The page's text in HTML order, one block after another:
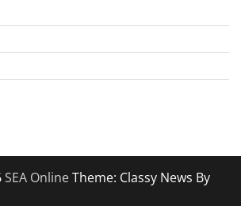
SEA OnlineTheme: Classy News By